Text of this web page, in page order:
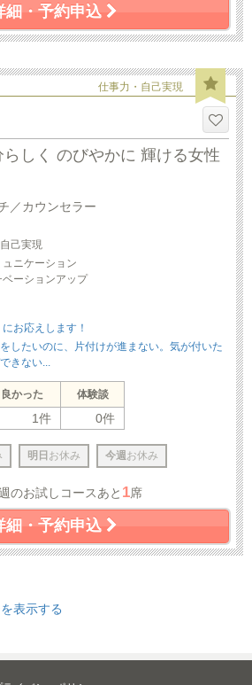
細・予約申込
仕事力・自己実現
らしく のびやかに 輝ける女性
／カウンセラー
己実現
ニケーション
ーションアップ
お応えします！
したいのに、片付けが進まない。気が付いた
きない...
良かった 体験談
1件 0件
明日 お休み 今週 お休み
のお試しコースあと 1席
細・予約申込
表示する